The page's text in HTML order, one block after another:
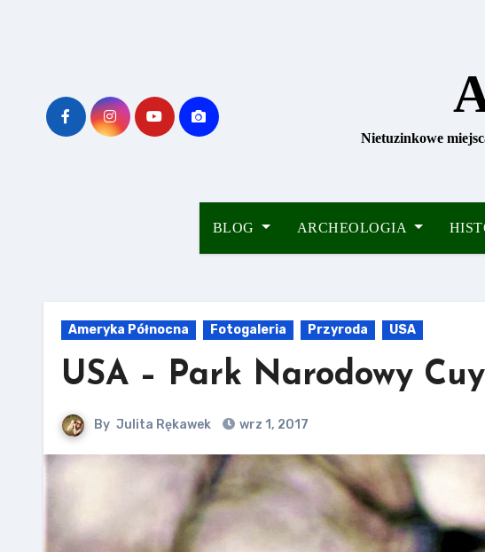
Nietuzinkowe
BLOG ARCHEOLOGIA
Ameryka Północna Fotogaleria Przyroda USA
USA – Park Narodowy
By Julita Rękawek wrz 1, 2017